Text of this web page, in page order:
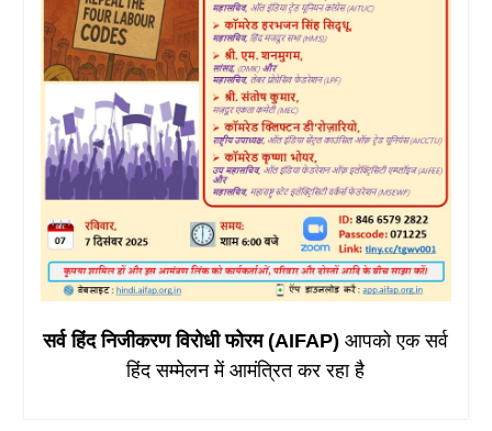
सर्व हिंद निजीकरण विरोधी फोरम (AIFAP)आपको एक सर्व
हिंद सम्मेलन में आमंत्रित कर रहा है